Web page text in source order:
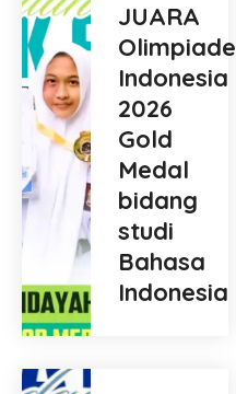
JUARA
Olimpiade
Indonesia
2026
Gold
Medal
bidang
studi
Bahasa
Indonesia